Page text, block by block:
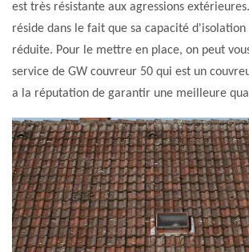
est très résistante aux agressions
réside dans le fait que sa capacité
réduite. Pour le mettre en place, on peut
service de GW couvreur 50 qui est un
a la réputation de garantir une meilleure